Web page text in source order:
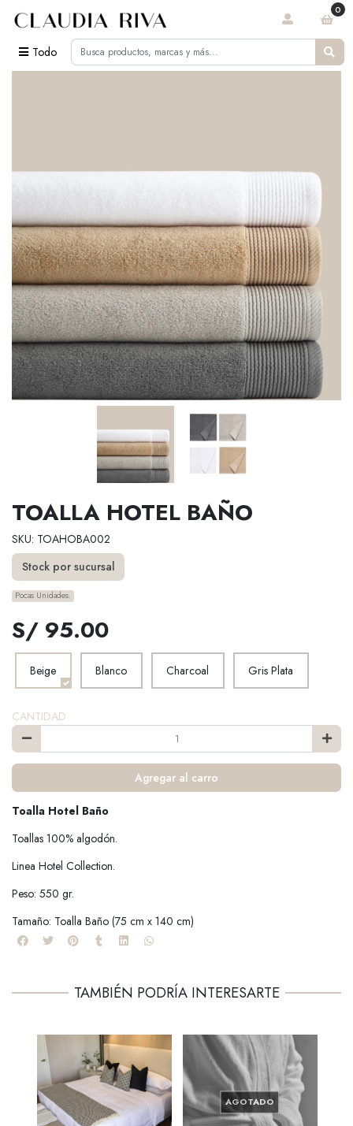
Todo
0
TOALLA HOTEL BAÑO
SKU: TOAHOBA002
Stock por sucursal
Pocas Unidades.
S/ 95.00
Beige Blanco Charcoal Gris Plata
CANTIDAD
Agregar al carro
Toalla Hotel Baño
Toallas 100% algodón.
Linea Hotel Collection.
Peso: 550 gr.
Tamaño: Toalla Baño (75 cm x 140 cm)
TAMBIÉN PODRÍA INTERESARTE
AGOTADO